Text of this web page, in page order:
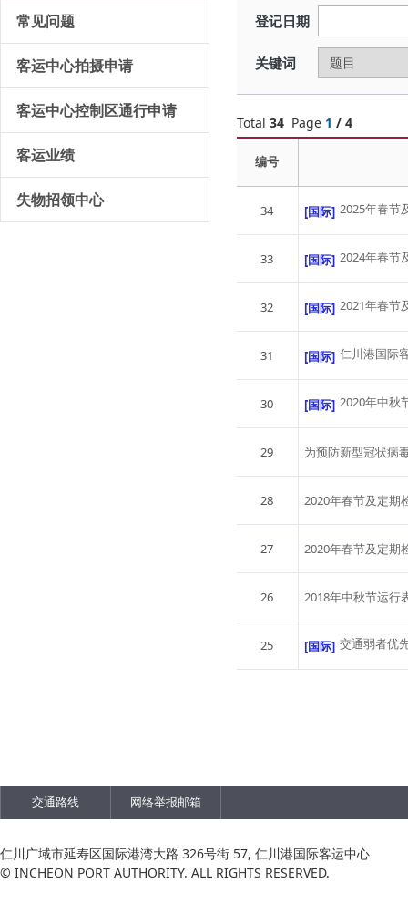
常见问题
客运中心拍摄申请
客运中心控制区通行申请
客运业绩
失物招领中心
登记日期
关键词
Total 34 Page 1 / 4
编号
34 [国际] 2025年春节
33 [国际] 2024年春节
32 [国际] 2021年春节
31 [国际] 仁川港国际
30 [国际] 2020年中秋
29 为预防新型冠状病
28 2020年春节及定期
27 2020年春节及定期
26 2018年中秋节运行
25 [国际] 交通弱者优
交通路线 网络举报邮箱
仁川广域市延寿区国际港湾大路 326号街 57, 仁川港国际客运中心
© INCHEON PORT AUTHORITY. ALL RIGHTS RESERVED.